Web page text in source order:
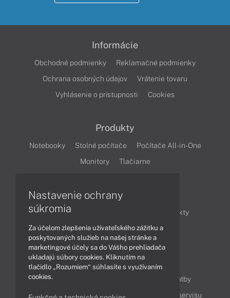
Informácie
Obchodné podmienky
Reklamačné podmienky
Ochrana osobných údajov
Vrátenie tovaru
Vyhlásenie o prístupnosti
Cookies
Produkty
Notebooky Stolné počítače
Počítače All-in-One
Monitory
Tlačiarne
Články
Obchodné informácie
Produkty
Technológie
Videá
Obsah
Ako nakupovať
Možnosti doručenia a platby
Podpora a servis
Servisné služby Cenník servisu
Nastavenie ochrany
súkromia
Za účelom zlepšenia užívateľského zážitku a
poskytovaných služieb na našej stránke a
marketingové účely sa do Vášho prehliadača
ukladajú súbory cookies. Kliknutím na
tlačidlo „Rozumiem“ súhlasíte s využívaním
cookies.